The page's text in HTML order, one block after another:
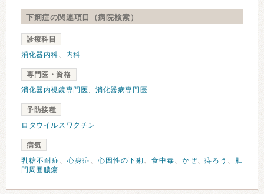
下痢症の関連項目（病院検索）
診療科目
消化器内科、 内科
専門医・資格
消化器内視鏡専門医、消化器病専門医
予防接種
ロタウイルスワクチン
病気
乳糖不耐症、 心身症、 心因性の下痢 、 食中毒、 かぜ、痔ろう 、 肛
門周囲膿瘍